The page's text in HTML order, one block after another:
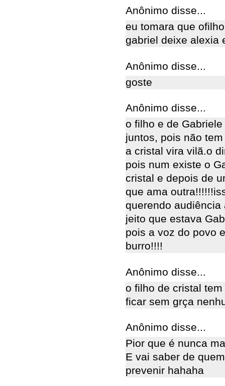
Anônimo disse...
eu tomara que
gabriel deixe alexia
Anônimo disse...
goste
Anônimo disse...
o filho e de
juntos, pois não
a cristal vira vilã.o
pois num existe o
cristal e depois de
que ama
querendo
jeito que estava
pois a voz do povo
burro!!!!
Anônimo disse...
o filho de cristal
ficar sem grça
Anônimo disse...
Pior que é nunca
E vai saber de
prevenir hahaha